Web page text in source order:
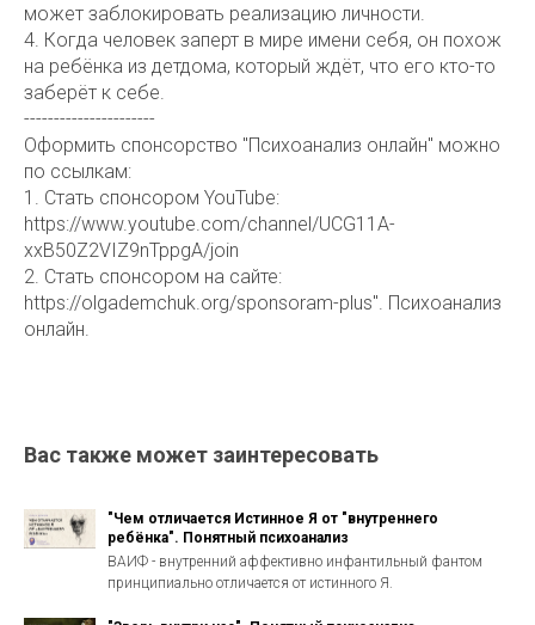
может заблокировать реализацию личности.
4. Когда человек заперт в мире имени себя, он похож
на ребёнка из детдома, который ждёт, что его кто-то
заберёт к себе.
----------------------
Оформить спонсорство "Психоанализ онлайн" можно
по ссылкам:
1. Стать спонсором YouTube:
https://www.youtube.com/channel/UCG11A-
xxB50Z2VIZ9nTppgA/join
2. Стать спонсором на сайте:
https://olgademchuk.org/sponsoram-plus". Психоанализ
онлайн.
Вас также может заинтересовать
"Чем отличается Истинное Я от "внутреннего
ребёнка". Понятный психоанализ
ВАИФ - внутренний аффективно инфантильный фантом
принципиально отличается от истинного Я.